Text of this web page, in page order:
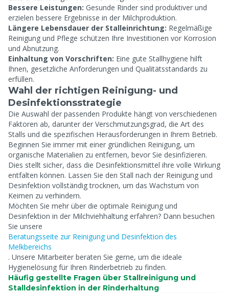
Bessere Leistungen: Gesunde Rinder sind produktiver und
erzielen bessere Ergebnisse in der Milchproduktion.
Längere Lebensdauer der Stalleinrichtung: Regelmäßige
Reinigung und Pflege schützen Ihre Investitionen vor Korrosion
und Abnutzung.
Einhaltung von Vorschriften: Eine gute Stallhygiene hilft
Ihnen, gesetzliche Anforderungen und Qualitätsstandards zu
erfüllen.
Wahl der richtigen Reinigung- und
Desinfektionsstrategie
Die Auswahl der passenden Produkte hängt von verschiedenen
Faktoren ab, darunter der Verschmutzungsgrad, die Art des
Stalls und die spezifischen Herausforderungen in Ihrem Betrieb.
Beginnen Sie immer mit einer gründlichen Reinigung, um
organische Materialien zu entfernen, bevor Sie desinfizieren.
Dies stellt sicher, dass die Desinfektionsmittel ihre volle Wirkung
entfalten können. Lassen Sie den Stall nach der Reinigung und
Desinfektion vollständig trocknen, um das Wachstum von
Keimen zu verhindern.
Möchten Sie mehr über die optimale Reinigung und
Desinfektion in der Milchviehhaltung erfahren? Dann besuchen
Sie unsere
Beratungsseite zur Reinigung und Desinfektion des
Melkbereichs
. Unsere Mitarbeiter beraten Sie gerne, um die ideale
Hygienelösung für Ihren Rinderbetrieb zu finden.
Häufig gestellte Fragen über Stallreinigung und
Stalldesinfektion in der Rinderhaltung